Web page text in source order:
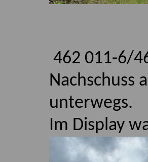
462 011-6/
Nachschuss
unterwegs.
Im Display